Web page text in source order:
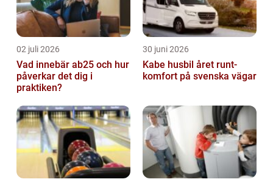
02 juli 2026
Vad innebär ab25 och hur
påverkar det dig i
praktiken?
30 juni 2026
Kabe husbil året runt-
komfort på svenska vägar